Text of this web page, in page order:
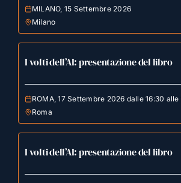
MILANO, 15 Settembre 2026
Milano
I volti dell’AI: presentazione del libro
ROMA, 17 Settembre 2026 dalle 16:30 alle
Roma
I volti dell’AI: presentazione del libro